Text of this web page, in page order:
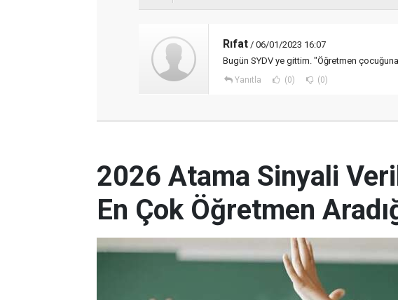
Rıfat / 06/01/2023 16:07
Bugün SYDV ye gittim. "Öğretmen
Yanıtla (0) (0)
2026 Atama Sinyali
En Çok Öğretmen